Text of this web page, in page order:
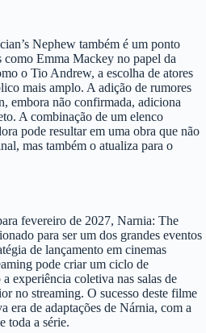
Nephew também é um ponto
Emma Mackey no papel da
o Tio Andrew, a escolha de atores
mais amplo. A adição de rumores
embora não confirmada, adiciona
A combinação de um elenco
pode resultar em uma obra que não
mas também o atualiza para o
fevereiro de 2027, Narnia: The
para ser um dos grandes eventos
de lançamento em cinemas
pode criar um ciclo de
experiência coletiva nas salas de
no streaming. O sucesso deste filme
era de adaptações de Nárnia, com a
toda a série.